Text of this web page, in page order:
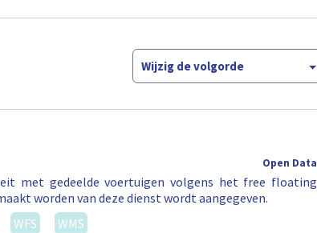
Wijzig de volgorde
Open Data
met gedeelde voertuigen volgens het free floating
worden van deze dienst wordt aangegeven.
WFS WMS